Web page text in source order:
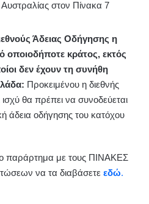
Αυστραλίας στον Πίνακα 7
Άδειας Οδήγησης η
οποιοδήποτε κράτος, εκτός
δεν έχουν τη συνήθη
Προκειμένου η διεθνής
θα πρέπει να συνοδεύεται
άδεια οδήγησης του κατόχου
παράρτημα με τους ΠΙΝΑΚΕΣ
να τα διαβάσετε εδώ.